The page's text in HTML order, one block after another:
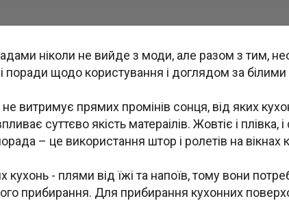
ніколи не вийде з моди, але разом з тим,
поради щодо користування і доглядом за
не витримує прямих промінів сонця, від яких
суттєво якість матераілів. Жовтіє і плівка,
– це використання штор і ролетів на вікнах
кухонь - плями від їжі та напоїв, тому вони
прибирання. Для прибирання кухонних